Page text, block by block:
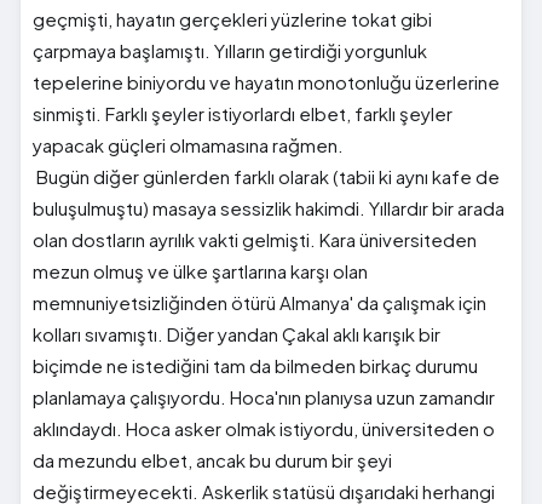
geçmişti, hayatın gerçekleri yüzlerine tokat gibi
çarpmaya başlamıştı. Yılların getirdiği yorgunluk
tepelerine biniyordu ve hayatın monotonluğu üzerlerine
sinmişti. Farklı şeyler istiyorlardı elbet, farklı şeyler
yapacak güçleri olmamasına rağmen.
Bugün diğer günlerden farklı olarak (tabii ki aynı kafe de
buluşulmuştu) masaya sessizlik hakimdi. Yıllardır bir arada
olan dostların ayrılık vakti gelmişti. Kara üniversiteden
mezun olmuş ve ülke şartlarına karşı olan
memnuniyetsizliğinden ötürü Almanya' da çalışmak için
kolları sıvamıştı. Diğer yandan Çakal aklı karışık bir
biçimde ne istediğini tam da bilmeden birkaç durumu
planlamaya çalışıyordu. Hoca'nın planıysa uzun zamandır
aklındaydı. Hoca asker olmak istiyordu, üniversiteden o
da mezundu elbet, ancak bu durum bir şeyi
değiştirmeyecekti. Askerlik statüsü dışarıdaki herhangi